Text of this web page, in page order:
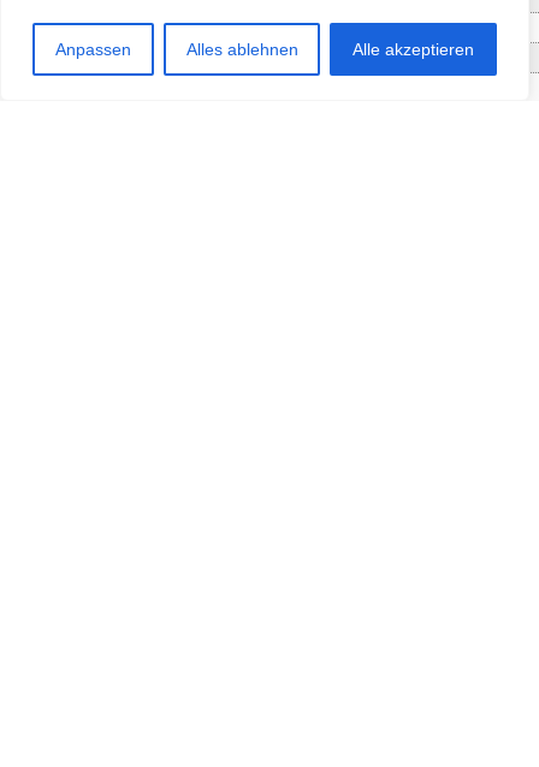
Anpassen Alles ablehnen Alle akzeptieren
Checkers Jungle Hut
Wochinger Brauhaus